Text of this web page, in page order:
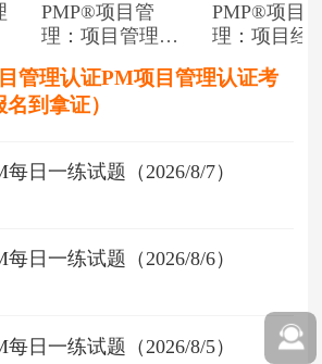
PMP®项目管
理：项目管理的
PMP®项目
理：项目经
管理认证PM项目管理认证考
到拿证）
日一练试题（2026/8/7）
日一练试题（2026/8/6）
日一练试题（2026/8/5）